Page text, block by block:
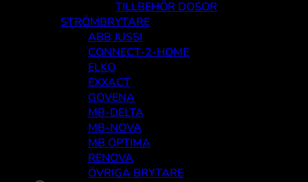
TILLBEHÖR DOSOR
STRÖMBRYTARE
ABB JUSSI
CONNECT-2-HOME
ELKO
EXXACT
GOVENA
MB-DELTA
MB-NOVA
MB OPTIMA
RENOVA
ÖVRIGA BRYTARE